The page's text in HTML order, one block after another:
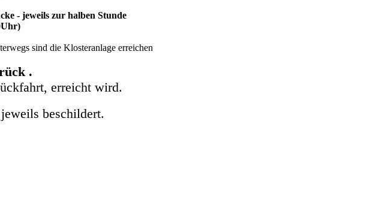
- jeweils zur halben Stunde
sind die Klosteranlage erreichen
.
erreicht wird.
beschildert.